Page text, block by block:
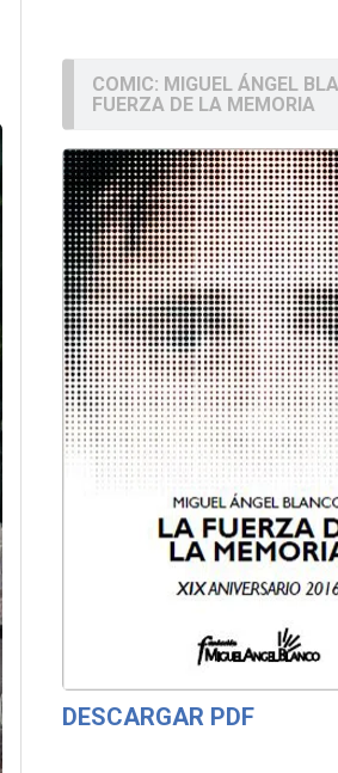
COMIC: MIGUEL ÁNGEL
FUERZA DE LA MEMORIA
DESCARGAR PDF